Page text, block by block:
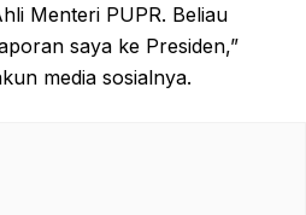
Menteri PUPR. Beliau
saya ke Presiden,”
media sosialnya.